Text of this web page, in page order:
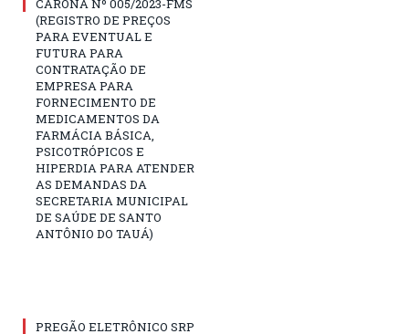
CARONA Nº 005/2023-FMS
(REGISTRO DE PREÇOS
PARA EVENTUAL E
FUTURA PARA
CONTRATAÇÃO DE
EMPRESA PARA
FORNECIMENTO DE
MEDICAMENTOS DA
FARMÁCIA BÁSICA,
PSICOTRÓPICOS E
HIPERDIA PARA ATENDER
AS DEMANDAS DA
SECRETARIA MUNICIPAL
DE SAÚDE DE SANTO
ANTÔNIO DO TAUÁ)
PREGÃO ELETRÔNICO SRP